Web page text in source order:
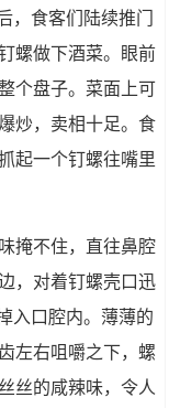
，食客们陆续推门
螺做下酒菜。眼前
个盘子。菜面上可
炒，卖相十足。食
起一个钉螺往嘴里
掩不住，直往鼻腔
，对着钉螺壳口迅
入口腔内。薄薄的
左右咀嚼之下，螺
丝的咸辣味，令人